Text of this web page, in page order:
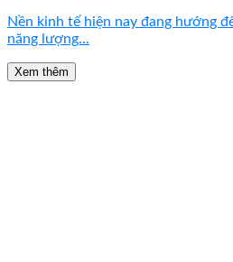
Nền kinh tế hiện nay đang hướng
năng lượng...
Xem thêm